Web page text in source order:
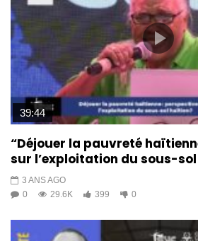
39:44
“Déjouer la pauvreté
sur l’exploitation du sous-
3 ANS AGO
0
29.6K 399 0